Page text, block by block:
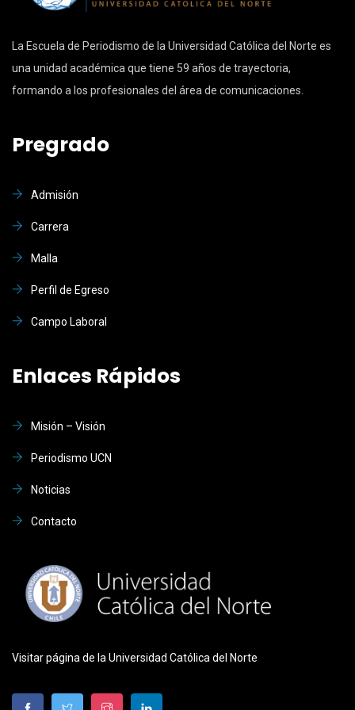
La Escuela de Periodismo de la Universidad Católica del Norte es
una unidad académica que tiene 59 años de trayectoria,
formando a los profesionales del área de comunicaciones.
Pregrado
Admisión
Carrera
Malla
Perfil de Egreso
Campo Laboral
Enlaces Rápidos
Misión – Visión
Periodismo UCN
Noticias
Contacto
Visitar página de la Universidad Católica del Norte